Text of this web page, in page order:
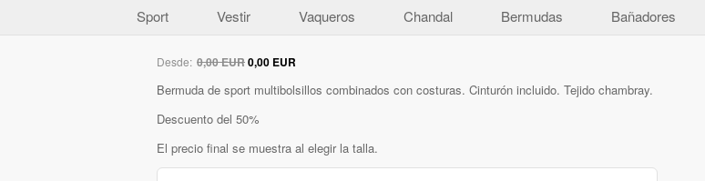
Sport Vestir Vaqueros Chandal Bermudas Bañadores
Desde: 0,00 EUR0,00 EUR
Bermuda de sport multibolsillos combinados con costuras. Cinturón incluido. Tejido chambray.
Descuento del 50%
El precio final se muestra al elegir la talla.